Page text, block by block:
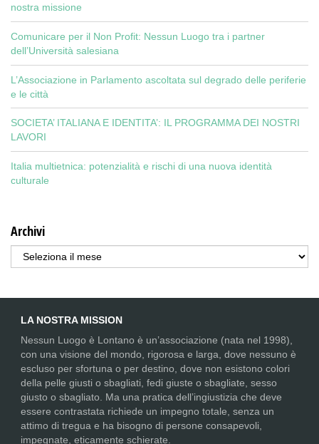
nostra missione
Comunicare per il Non Profit: Nessun Luogo tra i partner
dell’Università salesiana
L’Associazione in Parlamento ascoltata sul degrado delle periferie
e le città
SOCIETA’ ITALIANA E IDENTITA’: IL PROGRAMMA DEI NOSTRI
LAVORI
Italia multietnica: potenzialità e rischi di una nuova identità
culturale
Archivi
Archivi
LA NOSTRA MISSION
Nessun Luogo è Lontano è un’associazione (nata nel 1998),
con una visione del mondo, rigorosa e larga, dove nessuno è
escluso per sfortuna o per destino, dove non esistono colori
della pelle giusti o sbagliati, fedi giuste o sbagliate, sesso
giusto o sbagliato. Ma una pratica dell’ingiustizia che deve
essere contrastata richiede un impegno totale, senza un
attimo di tregua e ha bisogno di persone consapevoli,
impegnate, eticamente schierate.